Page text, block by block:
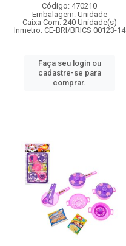
Código: 470210
Embalagem: Unidade
Caixa Com: 240 Unidade(s)
Inmetro: CE-BRI/BRICS 00123-14
Faça seu login ou
cadastre-se para
comprar.